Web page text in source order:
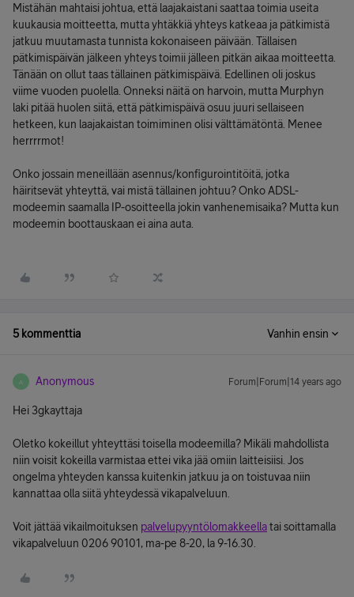
Mistähän mahtaisi johtua, että laajakaistani saattaa toimia useita
kuukausia moitteetta, mutta yhtäkkiä yhteys katkeaa ja pätkimistä
jatkuu muutamasta tunnista kokonaiseen päivään. Tällaisen
pätkimispäivän jälkeen yhteys toimii jälleen pitkän aikaa moitteetta.
Tänään on ollut taas tällainen pätkimispäivä. Edellinen oli joskus
viime vuoden puolella. Onneksi näitä on harvoin, mutta Murphyn
laki pitää huolen siitä, että pätkimispäivä osuu juuri sellaiseen
hetkeen, kun laajakaistan toimiminen olisi välttämätöntä. Menee
herrrrmot!
Onko jossain meneillään asennus/konfigurointitöitä, jotka
häiritsevät yhteyttä, vai mistä tällainen johtuu? Onko ADSL-
modeemin saamalla IP-osoitteella jokin vanhenemisaika? Mutta kun
modeemin boottauskaan ei aina auta.
5 kommenttia Vanhin ensin
A Anonymous Forum|Forum|14 years ago
Hei 3gkayttaja
Oletko kokeillut yhteyttäsi toisella modeemilla? Mikäli mahdollista
niin voisit kokeilla varmistaa ettei vika jää omiin laitteisiisi. Jos
ongelma yhteyden kanssa kuitenkin jatkuu ja on toistuvaa niin
kannattaa olla siitä yhteydessä vikapalveluun.
Voit jättää vikailmoituksen palvelupyyntölomakkeellatai soittamalla
vikapalveluun 0206 90101, ma-pe 8-20, la 9-16.30.